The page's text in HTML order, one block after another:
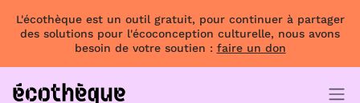
L'écothèque est un outil gratuit, pour continuer à partager
des solutions pour l'écoconception culturelle, nous avons
besoin de votre soutien : faire un don